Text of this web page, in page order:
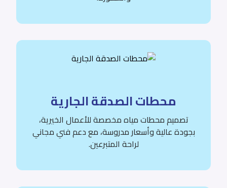
محطات الصدقة الجارية
تصميم محطات مياه مخصصة للأعمال الخيرية،
بجودة عالية وأسعار مدروسة، مع دعم فني مجاني
لراحة المتبرعين.